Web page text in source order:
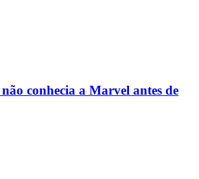
conhecia a Marvel antes de